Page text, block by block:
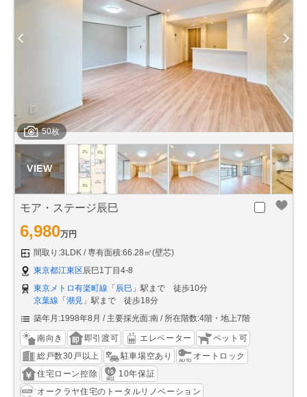
50枚
モア・ステージ辰巳
6,980万円
間取り:3LDK
専有面積:66.28㎡(壁芯)
東京都江東区辰巳1丁目4-8
東京メトロ有楽町線 「辰巳 」駅まで 徒歩10分
京葉線 「潮見 」駅まで 徒歩18分
築年月:1998年8月
主要採光面:南 所在階数:4階・地上7階
南向き 即引渡可 エレベーター
ペット可
総戸数30戸以上
駐車場空あり
オートロック
住宅ローン控除
10年保証
オークラヤ住宅のトータルリノベーション